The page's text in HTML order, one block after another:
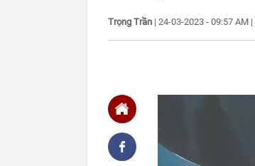
Trọng Trần | 24-03-2023 - 09:57 AM |